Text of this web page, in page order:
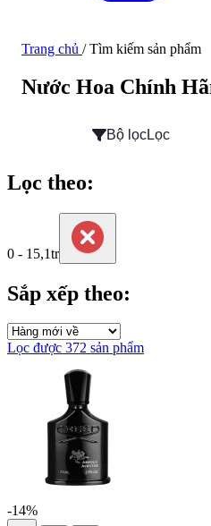
Trang chủ / Tìm kiếm sản phẩm
Nước Hoa Chính
Bộ lọcLọc
Lọc theo:
0 - 15,1tr
Sắp xếp theo:
Lọc được 372 sản phẩm
-14%